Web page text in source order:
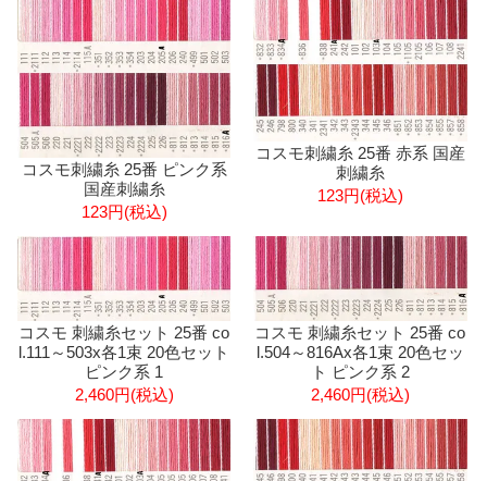
コスモ刺繍糸 25番 ピンク系
国産刺繍糸
123円(税込)
コスモ刺繍糸 25番 赤系 国産
刺繍糸
123円(税込)
コスモ 刺繍糸セット 25番 co
l.111～503x各1束 20色セット
ピンク系 1
2,460円(税込)
コスモ 刺繍糸セット 25番 co
l.504～816Ax各1束 20色セッ
ト ピンク系 2
2,460円(税込)